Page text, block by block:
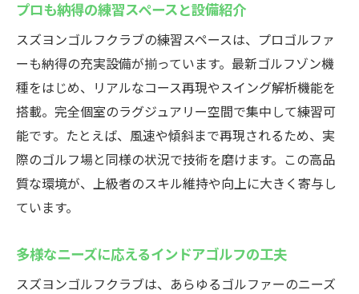
プロも納得の練習スペースと設備紹介
スズヨンゴルフクラブの練習スペースは、プロゴルファ
ーも納得の充実設備が揃っています。最新ゴルフゾン機
種をはじめ、リアルなコース再現やスイング解析機能を
搭載。完全個室のラグジュアリー空間で集中して練習可
能です。たとえば、風速や傾斜まで再現されるため、実
際のゴルフ場と同様の状況で技術を磨けます。この高品
質な環境が、上級者のスキル維持や向上に大きく寄与し
ています。
多様なニーズに応えるインドアゴルフの工夫
スズヨンゴルフクラブは、あらゆるゴルファーのニーズ